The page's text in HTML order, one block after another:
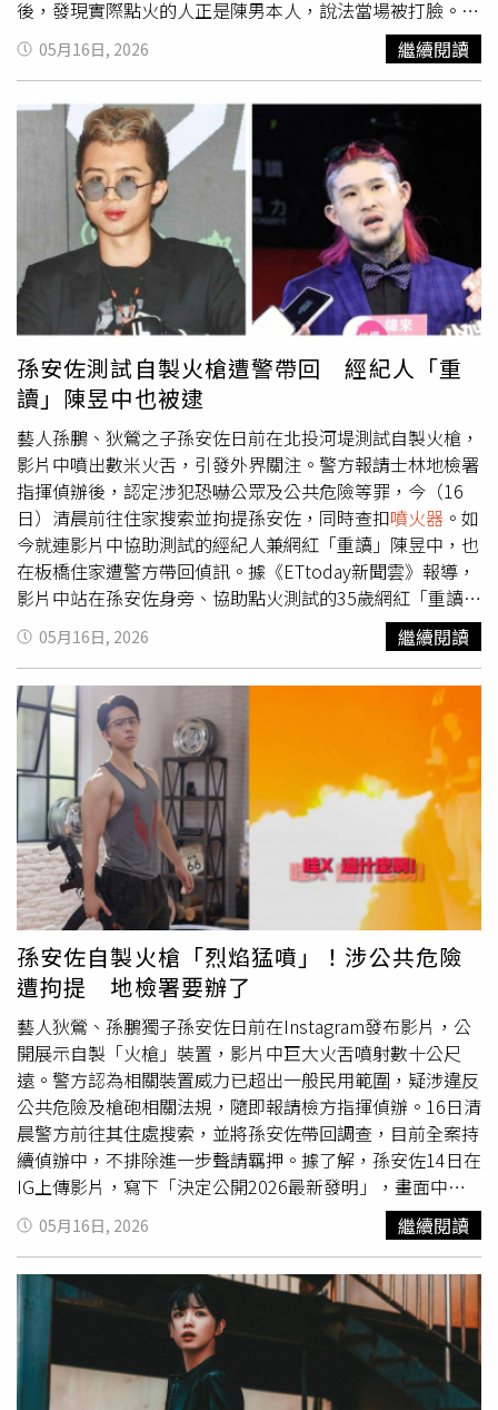
說完，竟真的一語成讖。狄鶯當時就在直播中脫口：「可能
明天我們家又要被搜索，來啊！沒在怕。」結果數小時後，
警方真的持搜索票登門。雖然狄鶯全程護子，但談到孫安佐
過去爭議時，她也忍不住氣罵兒子是「白痴」，提到他當年
在美國開恐攻玩笑，結果遭逮捕，甚至終身不得入境美國。
對於這次噴火裝置風波，狄鶯則一度狠下心表示：「如果他
真的犯法，就抓去關吧。」她還強調：「我有錢，但我不會
保他。個人造業個人擔。」只是話說得再重，狄鶯情緒最終
仍徹底潰堤，她一度在直播中落淚哭喊：「如果我不是狄
鶯，大家還會這樣攻擊安佐嗎？」接著又自責表示：「抱
歉，都是我的錯。」此外，她也強調，孫安佐從小其實一直
都有「保家衛國」的想法，希望能保護台灣，是個善良的小
孩，「為什麼沒有人願意相信他？」CTWANT提醒您：喝酒
不開車，開車不喝酒。
後，發現實際點火的人正是陳男本人，說法當場被打臉。根
據《ETtoday新聞雲》》報導，面對警方偵訊，孫安佐坦
承，多年前便開始接觸相關知識，長期透過網路自學研究火
槍，再自行購買零件組裝。他供稱，之前也拍過類似影片，
但一直不知道相關行為已經觸法。儘管陳男偵訊時試圖將責
任全推給孫安佐，強調自己只是協助拍攝，但警方檢視影片
後發現，實際點火的人正是陳男本人，因此仍將他依公共危
險等罪嫌一併移送。警方稍早調查，孫安佐14日在
Instagram上傳一段影片，還寫下「決定公開2026最新發
明」，內容是在北投河堤測試自製火槍。畫面中，火焰瞬間
狂噴數十公尺，還伴隨大量濃煙，驚人畫面曝光後立刻引發
警方注意。警方認為相關裝置恐涉及公共危險，隨即報請士
林地檢署指揮偵辦，並於16日凌晨持拘票與搜索票，清晨6
時許前往孫家搜索。警方到場時，孫安佐還在睡夢中，現場
查扣噴火裝置與相關器材後，當場將他上銬帶回北投分局偵
訊。此外，當時一起入鏡拍攝影片、並自稱是孫安佐經紀人
的陳姓網紅「重讀」，也同步遭警方帶回調查。警方調查發
現，孫安佐手機內不只有這次測試影片，過去也曾拍攝多段
玩火槍畫面，甚至先前還曾在台北市信義區遭警方查獲「短
版火槍」。警方進一步指出，孫安佐製作的裝置主要利用高
壓氣瓶噴射煤油，如果將煤油改成水，其實就類似灑水裝
置；但影片中陳姓網紅卻直接拿打火機點燃噴出的煤油，才
讓裝置瞬間變成威力驚人的噴火器。整起事件曝光後，再度
掀起外界對孫安佐爭議行徑的討論。不少網友認為，即使以
「研究」、「實驗」名義製作相關裝置，仍可能對公共安全
造成威脅。警方仍持續追查相關零件來源、裝置結構，以及
是否涉及其他違法情節，後續將由檢方進一步釐清責任。
05月16日, 2026 繼續閱讀
孫安佐測試自製火槍遭警帶回 經紀人「重
讀」陳昱中也被逮
藝人孫鵬、狄鶯之子孫安佐日前在北投河堤測試自製火槍，
影片中噴出數米火舌，引發外界關注。警方報請士林地檢署
指揮偵辦後，認定涉犯恐嚇公眾及公共危險等罪，今（16
日）清晨前往住家搜索並拘提孫安佐，同時查扣噴火器 。如
今就連影片中協助測試的經紀人兼網紅「重讀」陳昱中，也
在板橋住家遭警方帶回偵訊。據《ETtoday新聞雲》報導，
影片中站在孫安佐身旁、協助點火測試的35歲網紅「重讀」
陳昱中，過去曾是網紅團體「大麻煩」成員之一，團體解散
後改以個人身分經營YouTube頻道，同時也擔任孫安佐經紀
人，負責協助接洽工作，兩人平時經常一起拍攝影片、共同
出鏡。此次火槍測試影片中，陳昱中全程在旁協助操作與測
試，在影片遭媒體報導後，他還曾於社群限時動態發文表示
「各位我盡力維持安全了」。警方調查後認為，2人行為已
涉及公共安全疑慮，因此同步展開拘提行動。除了孫安佐在
住家被警方帶回外，陳昱中也在位於新北市板橋區的住家遭
警方逮捕，目前2人皆已被帶回警局接受偵訊，後續案情仍
待進一步釐清。
05月16日, 2026 繼續閱讀
孫安佐自製火槍「烈焰猛噴」！涉公共危險
遭拘提 地檢署要辦了
藝人狄鶯、孫鵬獨子孫安佐日前在Instagram發布影片，公
開展示自製「火槍」裝置，影片中巨大火舌噴射數十公尺
遠。警方認為相關裝置威力已超出一般民用範圍，疑涉違反
公共危險及槍砲相關法規，隨即報請檢方指揮偵辦。16日清
晨警方前往其住處搜索，並將孫安佐帶回調查，目前全案持
續偵辦中，不排除進一步聲請羈押。據了解，孫安佐14日在
IG上傳影片，寫下「決定公開2026最新發明」，畫面中他
與經紀人前往北投河堤進行測試。影片中，經紀人先將液體
煤油透過漏斗倒入塑膠桶內，畫面並打上「祕密發明組裝
中」字幕，隨後孫安佐點燃裝置後，大量火焰瞬間噴射而
出，形成長達數十公尺的火舌，現場還伴隨濃濃黑煙。拍攝
過程中，一旁掌鏡人員也被火焰威力嚇到，當場驚呼「哇
X！這是什麼！好了好了，拍片而已，不要玩命啊！」而孫
安佐則對鏡頭表示，「隨時準備以防萬一，得要把一些老鼠
給清掉的時候呢，拿這個就剛剛好這樣。」相關言論與畫面
05月16日, 2026 繼續閱讀